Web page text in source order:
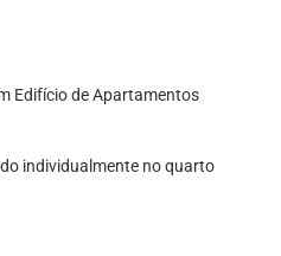
Edifício de Apartamentos
individualmente no quarto